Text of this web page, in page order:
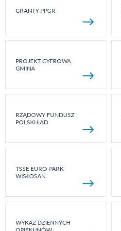
GRANTY PPGR
PROJEKT CYFROWA
GMINA
RZĄDOWY FUNDUSZ
POLSKI ŁAD
TSSE EURO-PARK
WISŁOSAN
WYKAZ DZIENNYCH